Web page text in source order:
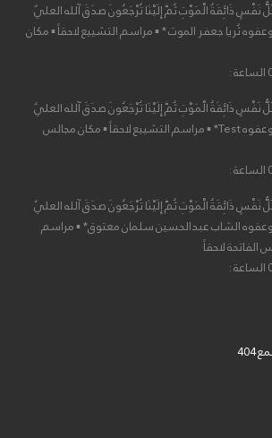
نَفْسٍ ذَائِقَةُ الْمَوْتِ ثُمَّ إِلَيْنَا تُرْجَعُونَ صدَقَ آلله العليٌ
ثُريا جعفر الموت * ▪ مراسم التشييع لاحقاً ▪ مكان
نَفْسٍ ذَائِقَةُ الْمَوْتِ ثُمَّ إِلَيْنَا تُرْجَعُونَ صدَقَ آلله العليٌ
آلعظيْم *🔴 في ذمة الله وعفوه Test* ▪ مراسم التشييع لاحقاً ▪ مكان مجالس
نَفْسٍ ذَائِقَةُ الْمَوْتِ ثُمَّ إِلَيْنَا تُرْجَعُونَ صدَقَ آلله العليٌ
الشاب عبدالحسين سلمان معتوق* ▪ مراسم
الفاتحة لاحقاً